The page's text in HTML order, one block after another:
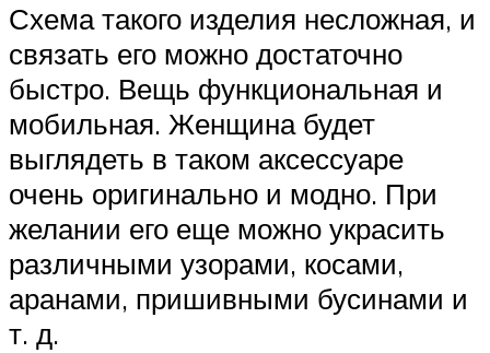
Схема такого изделия несложная, и
связать его можно достаточно
быстро. Вещь функциональная и
мобильная. Женщина будет
выглядеть в таком аксессуаре
очень оригинально и модно. При
желании его еще можно украсить
различными узорами, косами,
аранами, пришивными бусинами и
т. д.